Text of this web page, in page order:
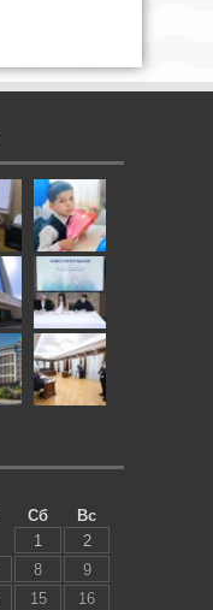
Сб
Вс
1
2
8
9
15
16